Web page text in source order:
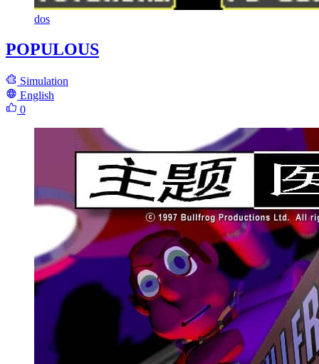
dos
POPULOUS
Simulation
English
0